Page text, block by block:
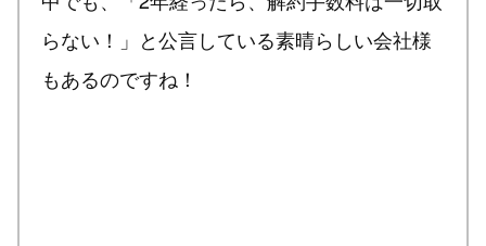
らない！」と公言している素晴らしい会社様
もあるのですね！